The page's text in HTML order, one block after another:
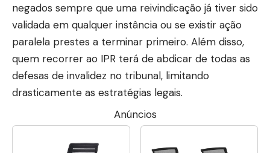
negados sempre que uma reivindicação já tiver sido
validada em qualquer instância ou se existir ação
paralela prestes a terminar primeiro. Além disso,
quem recorrer ao IPR terá de abdicar de todas as
defesas de invalidez no tribunal, limitando
drasticamente as estratégias legais.
Anúncios